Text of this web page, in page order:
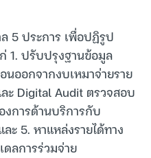
5 ประการ เพื่อปฏิรูป
1. ปรับปรุงฐานข้อมูล
ออกจากงบเหมาจ่ายราย
ะ Digital Audit ตรวจสอบ
งการด้านบริการกับ
ะ 5. หาแหล่งรายได้ทาง
ลการร่วมจ่าย